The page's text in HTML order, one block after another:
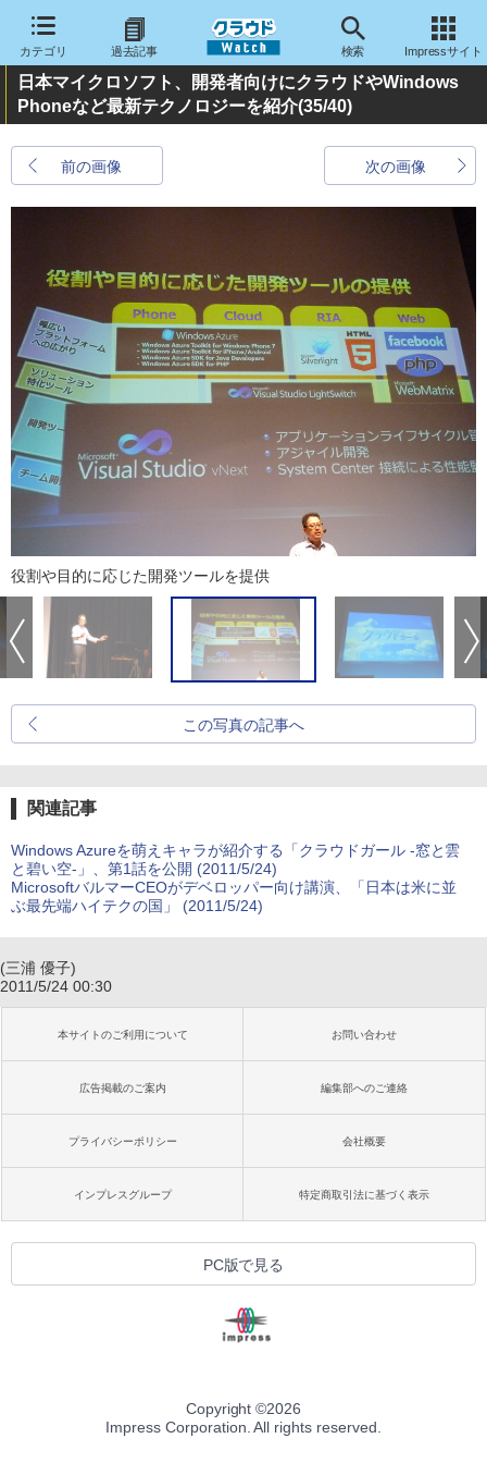
カテゴリ 過去記事 検索 Impressサイト
日本マイクロソフト、開発者向けにクラウドやWindows
Phoneなど最新テクノロジーを紹介(35/40)
前の画像 次の画像
役割や目的に応じた開発ツールを提供
この写真の記事へ
関連記事
Windows Azureを萌えキャラが紹介する「クラウドガール -窓と雲
と碧い空-」、第1話を公開 (2011/5/24)
MicrosoftバルマーCEOがデベロッパー向け講演、「日本は米に並
ぶ最先端ハイテクの国」 (2011/5/24)
(三浦 優子)
2011/5/24 00:30
本サイトのご利用について お問い合わせ
広告掲載のご案内 編集部へのご連絡
プライバシーポリシー 会社概要
インプレスグループ 特定商取引法に基づく表示
PC版で見る
Copyright ©2026
Impress Corporation. All rights reserved.